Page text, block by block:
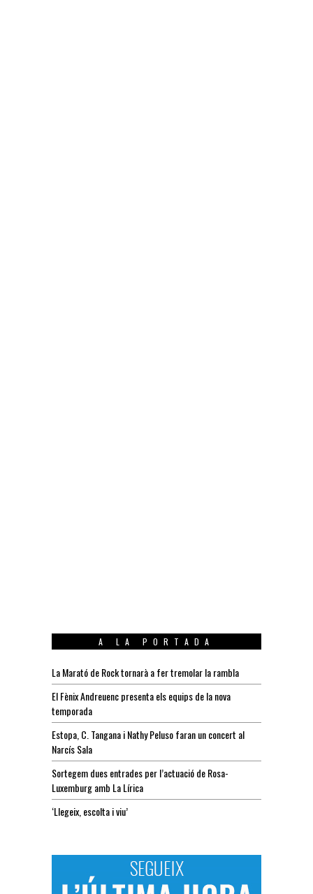
A LA PORTADA
La Marató de Rock tornarà a fer tremolar la rambla
El Fènix Andreuenc presenta els equips de la nova
temporada
Estopa, C. Tangana i Nathy Peluso faran un concert al
Narcís Sala
Sortegem dues entrades per l’actuació de Rosa-
Luxemburg amb La Lírica
‘Llegeix, escolta i viu’